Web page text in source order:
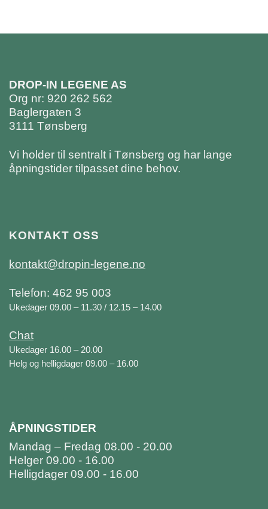
DROP-IN LEGENE AS
Org nr: 920 262 562
Baglergaten 3
3111 Tønsberg
Vi holder til sentralt i Tønsberg og har lange
åpningstider tilpasset dine behov.
KONTAKT OSS
kontakt@dropin-legene.no
Telefon: 462 95 003
Ukedager 09.00 – 11.30 / 12.15 – 14.00
Chat
Ukedager 16.00 – 20.00
Helg og helligdager 09.00 – 16.00
ÅPNINGSTIDER
Mandag – Fredag 08.00 - 20.00
Helger 09.00 - 16.00
Helligdager 09.00 - 16.00